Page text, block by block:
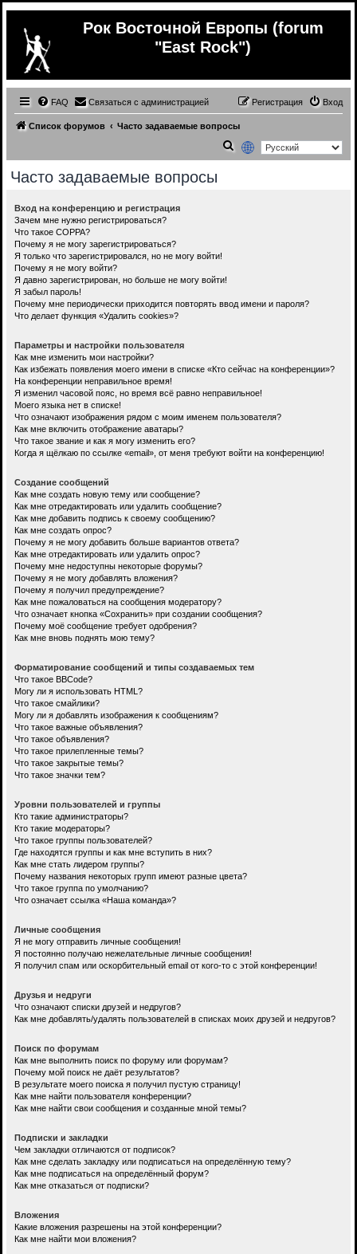
Рок Восточной Европы (forum
"East Rock")
FAQ Связаться с администрацией Вход
Регистрация
Список форумов
Часто задаваемые вопросы
Часто задаваемые вопросы
Вход на конференцию и регистрация
Зачем мне нужно регистрироваться?
Что такое COPPA?
Почему я не могу зарегистрироваться?
Я только что зарегистрировался, но не могу войти!
Почему я не могу войти?
Я давно зарегистрирован, но больше не могу войти!
Я забыл пароль!
Почему мне периодически приходится повторять ввод имени и пароля?
Что делает функция «Удалить cookies»?
Параметры и настройки пользователя
Как мне изменить мои настройки?
Как избежать появления моего имени в списке «Кто сейчас на конференции»?
На конференции неправильное время!
Я изменил часовой пояс, но время всё равно неправильное!
Моего языка нет в списке!
Что означают изображения рядом с моим именем пользователя?
Как мне включить отображение аватары?
Что такое звание и как я могу изменить его?
Когда я щёлкаю по ссылке «email», от меня требуют войти на конференцию!
Создание сообщений
Как мне создать новую тему или сообщение?
Как мне отредактировать или удалить сообщение?
Как мне добавить подпись к своему сообщению?
Как мне создать опрос?
Почему я не могу добавить больше вариантов ответа?
Как мне отредактировать или удалить опрос?
Почему мне недоступны некоторые форумы?
Почему я не могу добавлять вложения?
Почему я получил предупреждение?
Как мне пожаловаться на сообщения модератору?
Что означает кнопка «Сохранить» при создании сообщения?
Почему моё сообщение требует одобрения?
Как мне вновь поднять мою тему?
Форматирование сообщений и типы создаваемых тем
Что такое BBCode?
Могу ли я использовать HTML?
Что такое смайлики?
Могу ли я добавлять изображения к сообщениям?
Что такое важные объявления?
Что такое объявления?
Что такое прилепленные темы?
Что такое закрытые темы?
Что такое значки тем?
Уровни пользователей и группы
Кто такие администраторы?
Кто такие модераторы?
Что такое группы пользователей?
Где находятся группы и как мне вступить в них?
Как мне стать лидером группы?
Почему названия некоторых групп имеют разные цвета?
Что такое группа по умолчанию?
Что означает ссылка «Наша команда»?
Личные сообщения
Я не могу отправить личные сообщения!
Я постоянно получаю нежелательные личные сообщения!
Я получил спам или оскорбительный email от кого-то с этой конференции!
Друзья и недруги
Что означают списки друзей и недругов?
Как мне добавлять/удалять пользователей в списках моих друзей и недругов?
Поиск по форумам
Как мне выполнить поиск по форуму или форумам?
Почему мой поиск не даёт результатов?
В результате моего поиска я получил пустую страницу!
Как мне найти пользователя конференции?
Как мне найти свои сообщения и созданные мной темы?
Подписки и закладки
Чем закладки отличаются от подписок?
Как мне сделать закладку или подписаться на определённую тему?
Как мне подписаться на определённый форум?
Как мне отказаться от подписки?
Вложения
Какие вложения разрешены на этой конференции?
Как мне найти мои вложения?